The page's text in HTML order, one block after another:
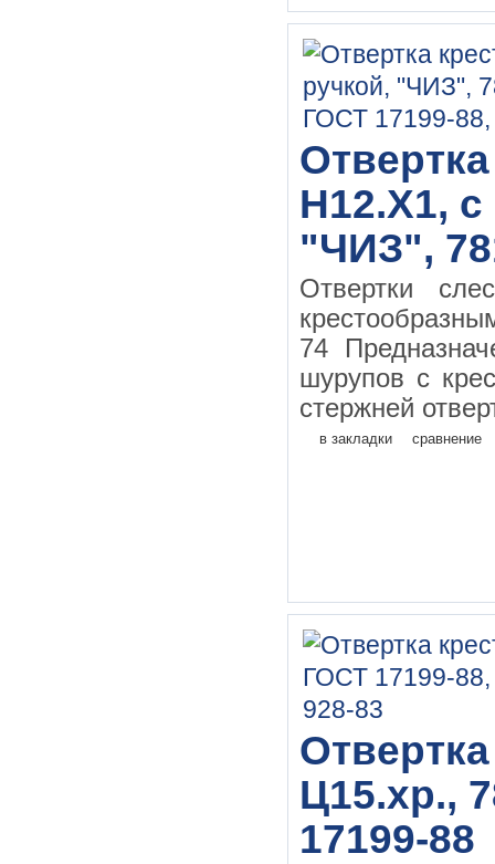
Н12.Х1, с
"ЧИЗ",
Отвертки
74
шурупов с
стержней
в закладки сравнение
Ц15.хр.,
17199-88